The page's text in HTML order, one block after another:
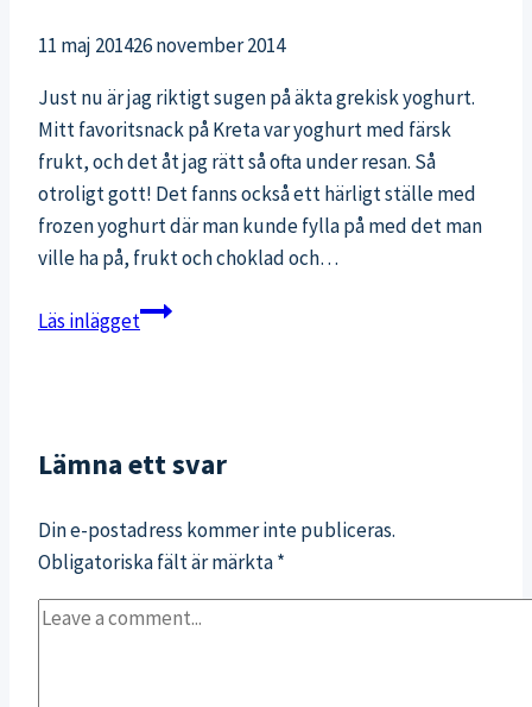
11 maj 201426 november 2014
Just nu är jag riktigt sugen på äkta grekisk yoghurt.
Mitt favoritsnack på Kreta var yoghurt med färsk
frukt, och det åt jag rätt så ofta under resan. Så
otroligt gott! Det fanns också ett härligt ställe med
frozen yoghurt där man kunde fylla på med det man
ville ha på, frukt och choklad och…
Läs inläggetFrozen
hälsosamma
Lämna ett svar
Din e-postadress kommer inte publiceras.
Obligatoriska fält är märkta*